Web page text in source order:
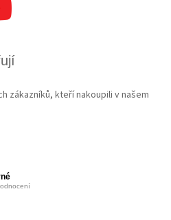
zákazníků, kteří nakoupili v našem